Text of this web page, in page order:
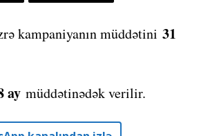
kampaniyanın müddətini 31
ay müddətinədək verilir.